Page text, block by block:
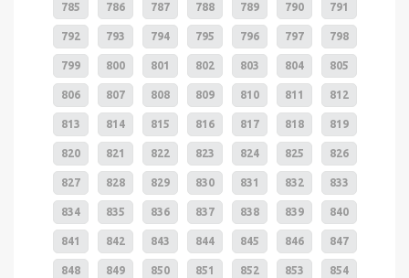
785 786 787 788 789 790 791
792 793 794 795 796 797 798
799 800 801 802 803 804 805
806 807 808 809 810 811 812
813 814 815 816 817 818 819
820 821 822 823 824 825 826
827 828 829 830 831 832 833
834 835 836 837 838 839 840
841 842 843 844 845 846 847
848 849 850 851 852 853 854